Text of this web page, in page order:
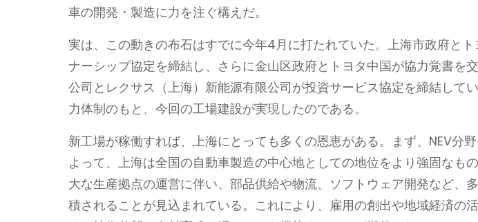
車の開発・製造に力を注ぐ構えだ。
実は、この動きの布石はすでに今年4月に打たれていた。上海市政府と
ナーシップ協定を締結し、さらに金山区政府とトヨタ中国が協力覚書を
公司とレクサス（上海）新能源有限公司が投資サービス協定を締結して
力体制のもと、今回の工場建設が実現したのである。
新工場が稼働すれば、上海にとっても多くの恩恵がある。まず、NEV分
よって、上海は全国の自動車製造の中心地としての地位をより強固なも
大な生産拠点の運営に伴い、部品供給や物流、ソフトウェア開発など、
積されることが見込まれている。これにより、雇用の創出や地域経済の